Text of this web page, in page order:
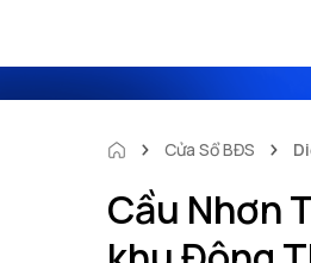
Cửa Sổ BĐS
Cầu Nhơn